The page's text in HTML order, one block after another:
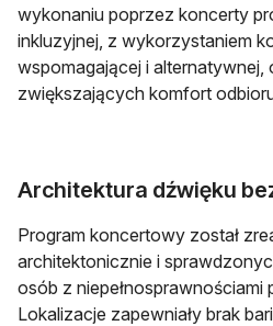
wykonaniu poprzez koncerty
inkluzyjnej, z wykorzystaniem
wspomagającej i alternatywnej,
zwiększających komfort
Architektura dźwięku
Program koncertowy został
architektonicznie i
osób z niepełnosprawnościami
Lokalizacje zapewniały brak